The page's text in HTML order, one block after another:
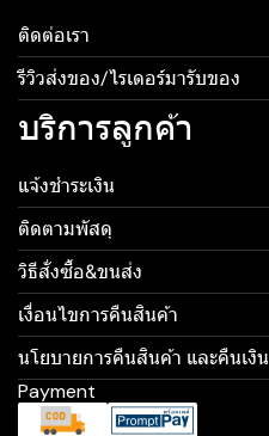
ติดต่อเรา
รีวิวส่งของ/ไรเดอร์มารับของ
บริการลูกค้า
แจ้งชำระเงิน
ติดตามพัสดุ
วิธีสั่งซื้อ&ขนส่ง
เงื่อนไขการคืนสินค้า
นโยบายการคืนสินค้า และคืนเงิน
Payment